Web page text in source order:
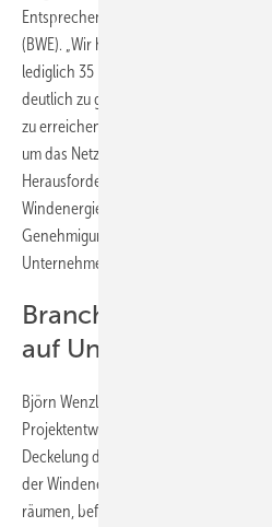
Entsprechend barsch reagiert der der
(BWE). „Wir haben derzeit nicht zu
lediglich 35 neuen
deutlich zu geringen Zubau, um die
zu erreichen“, erklärte BWE-Präsident
um das Netzausbaugebiet lenke von
Herausforderungen ab. Diese lägen
Windenergie schnell wieder zu
Genehmigungsstau aufzulösen und
Unternehmen der Branche so zu
Branche: Geplante
auf Unverständnis
Björn Wenzlaff, Geschäftsführer der
Projektentwicklungsgesellschaft
Deckelung des Windenergieausbaus
der Windenergie stockt, doch anstatt
räumen, befasst sich die Politik mit